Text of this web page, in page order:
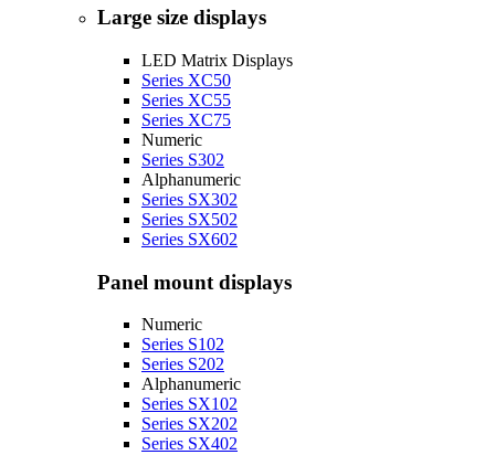
Large size displays
LED Matrix Displays
Series XC50
Series XC55
Series XC75
Numeric
Series S302
Alphanumeric
Series SX302
Series SX502
Series SX602
Panel mount displays
Numeric
Series S102
Series S202
Alphanumeric
Series SX102
Series SX202
Series SX402